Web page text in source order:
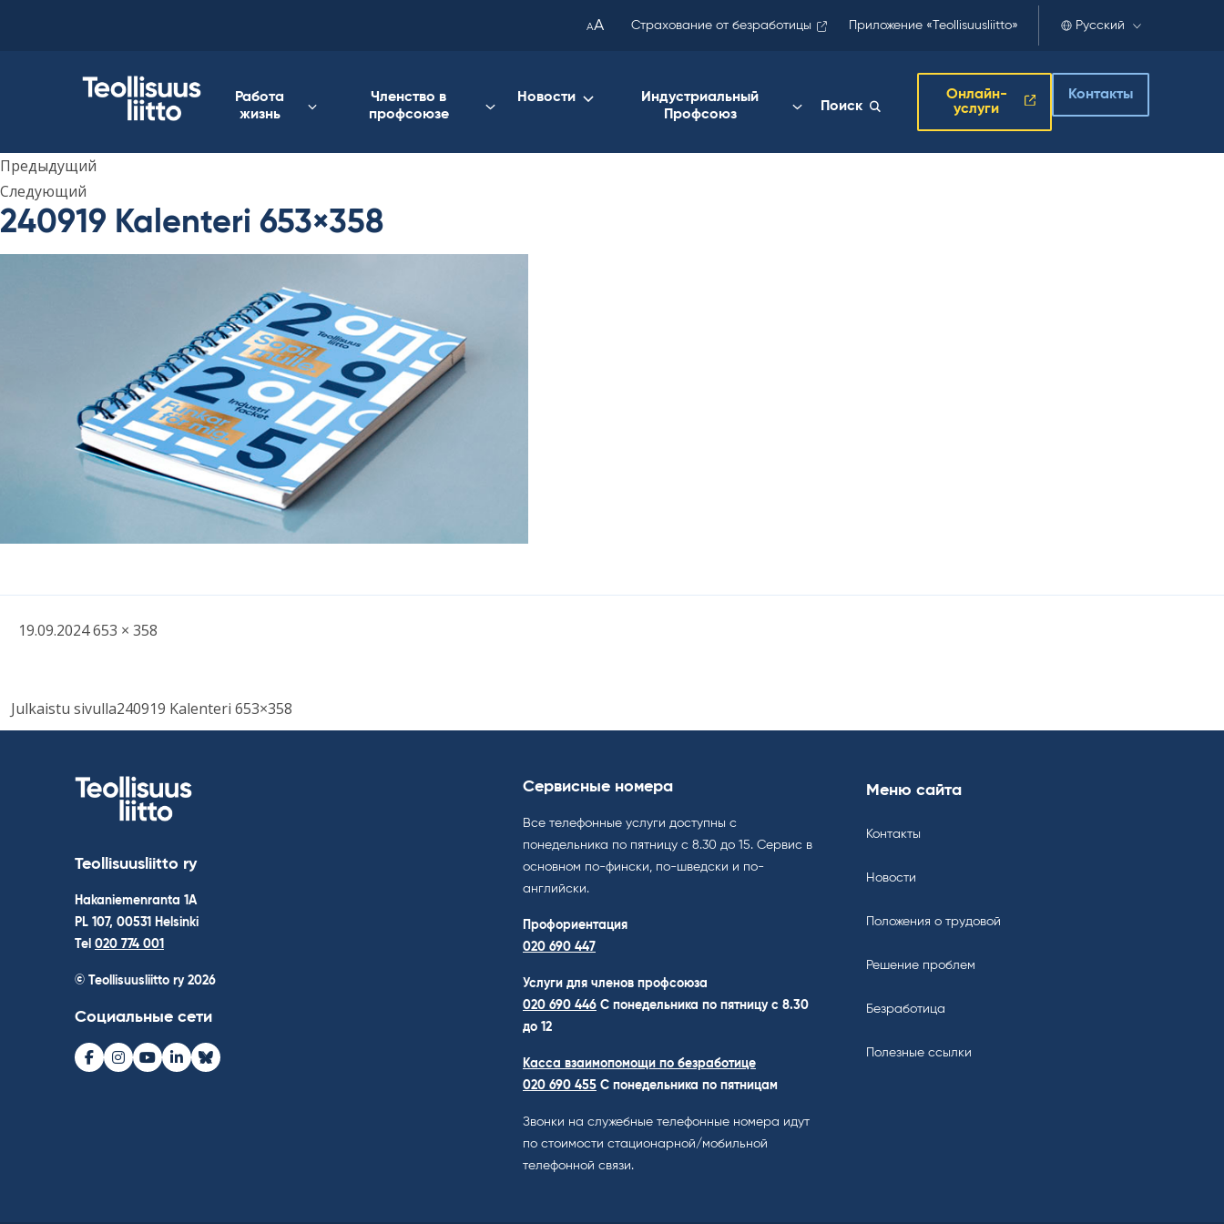
AA Страхование от безработицы Приложение «Teollisuusliitto» Русский
Работа
жизнь
Членство в
профсоюзе
Новости
Индустриальный
Профсоюз
Поиск
Онлайн-
услуги
Контакты
Предыдущий
Следующий
240919 Kalenteri 653×358
Kirjoitettu
19.09.2024Täysikokoinen
653 × 358
Навигация
записям
Julkaistu sivulla240919 Kalenteri 653×358
your
Teollisuusliitto ry
Hakaniemenranta 1A
PL 107, 00531 Helsinki
Tel 020 774 001
© Teollisuusliitto ry 2026
Социальные сети
Facebook
Instagram
Youtube
LinkedInBluesky
Сервисные номера
Все телефонные услуги доступны с
понедельника по пятницу с 8.30 до 15. Cервис в
основном по-фински, по-шведски и по-
английски.
Профориентация
020 690 447
Услуги для членов профсоюза
020 690 446 C понедельника по пятницу с 8.30
до 12
Касса взаимопомощи по безработице
020 690 455 С понедельника по пятницам
Звонки на служебные телефонные номера идут
по стоимости стационарной/мобильной
телефонной связи.
Меню сайта
Контакты
Новости
Положения о трудовой
Решение проблем
Безработица
Полезные ссылки